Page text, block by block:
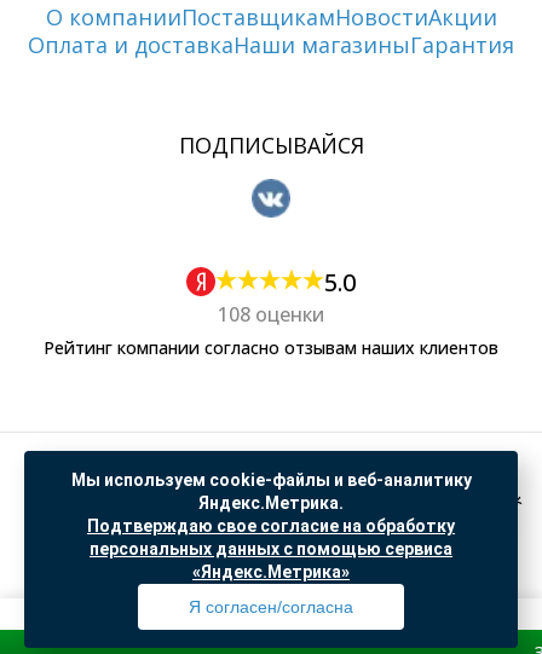
О компанииПоставщикамНовостиАкции
Оплата и доставкаНаши магазиныГарантия
ПОДПИСЫВАЙСЯ
5.0
108 оценки
Рейтинг компании согласно отзывам наших клиентов
Политика обработки персональных данных
Согласие на обработку данных Яндекс Метрика
"© ООО “САНТЕХГИД”, 2026. Все права защищены. Предложение не является публичной
офертой, цены и информация на сайте ознакомительные
Доработка и продвижение вSO.USE
Мы используем cookie-файлы и веб-аналитику
Яндекс.Метрика.
Подтверждаю свое согласие на обработку
персональных данных с помощью сервиса
«Яндекс.Метрика»
Я согласен/согласна